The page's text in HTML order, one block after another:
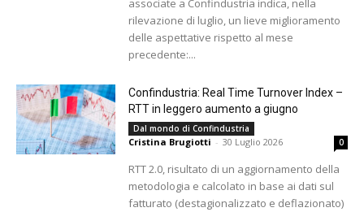
associate a Confindustria indica, nella
rilevazione di luglio, un lieve miglioramento
delle aspettative rispetto al mese
precedente:...
Confindustria: Real Time Turnover Index –
RTT in leggero aumento a giugno
Dal mondo di Confindustria
Cristina Brugiotti - 30 Luglio 2026 0
RTT 2.0, risultato di un aggiornamento della
metodologia e calcolato in base ai dati sul
fatturato (destagionalizzato e deflazionato)